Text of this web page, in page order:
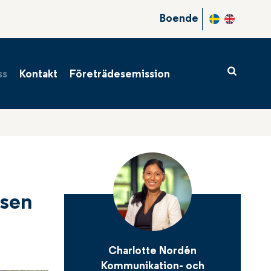
Boende
Kontakt Företrädesemission
Charlotte Nordén
Kommunikation- och